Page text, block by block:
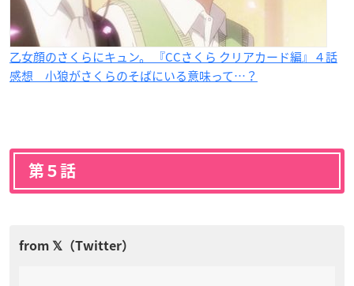
乙女顔のさくらにキュン。 『CCさくら クリアカード編』４話
感想 小狼がさくらのそばにいる意味って…？
第５話